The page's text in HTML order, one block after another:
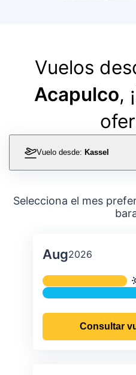
Vuelos
Acapulco,
Vuelo desde: Kassel
Selecciona el mes
Aug2026
Temperatura y
Consultar